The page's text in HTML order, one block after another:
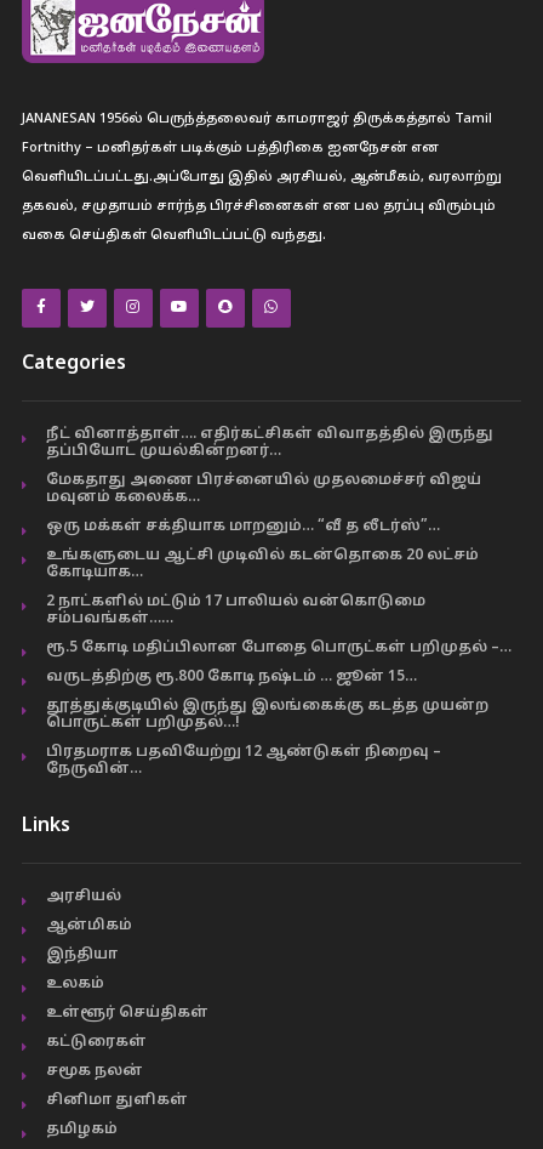
JANANESAN 1956ல் பெருந்த்தலைவர் காமராஜர் திருக்கத்தால் Tamil
Fortnithy – மனிதர்கள் படிக்கும் பத்திரிகை ஐனநேசன் என
வெளியிடப்பட்டது.அப்போது இதில் அரசியல், ஆன்மீகம், வரலாற்று
தகவல், சமுதாயம் சார்ந்த பிரச்சினைகள் என பல தரப்பு விரும்பும்
வகை செய்திகள் வெளியிடப்பட்டு வந்தது.
Categories
நீட் வினாத்தாள்…. எதிர்கட்சிகள் விவாதத்தில் இருந்து
தப்பியோட முயல்கின்றனர்…
மேகதாது அணை பிரச்னையில் முதலமைச்சர் விஜய்
மவுனம் கலைக்க…
ஒரு மக்கள் சக்தியாக மாறனும்… “வீ த லீடர்ஸ்”…
உங்களுடைய ஆட்சி முடிவில் கடன்தொகை 20 லட்சம்
கோடியாக…
2 நாட்களில் மட்டும் 17 பாலியல் வன்கொடுமை
சம்பவங்கள்……
ரூ.5 கோடி மதிப்பிலான போதை பொருட்கள் பறிமுதல் –…
வருடத்திற்கு ரூ.800 கோடி நஷ்டம் … ஜூன் 15…
தூத்துக்குடியில் இருந்து இலங்கைக்கு கடத்த முயன்ற
பொருட்கள் பறிமுதல்…!
பிரதமராக பதவியேற்று 12 ஆண்டுகள் நிறைவு –
நேருவின்…
Links
அரசியல்
ஆன்மிகம்
இந்தியா
உலகம்
உள்ளூர் செய்திகள்
கட்டுரைகள்
சமூக நலன்
சினிமா துளிகள்
தமிழகம்